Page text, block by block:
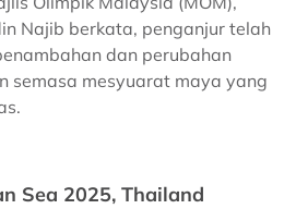
Najib berkata, penganjur telah
dan perubahan
semasa mesyuarat maya yang
Sea 2025, Thailand